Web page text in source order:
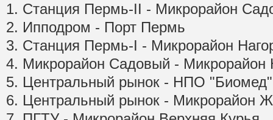
1. Станция Пермь-II - Микрорайон
2. Ипподром - Порт Пермь
3. Станция Пермь-I - Микрорайон
4. Микрорайон Садовый - Микрорайон
5. Центральный рынок - НПО "Биомед"
6. Центральный рынок - Микрорайон